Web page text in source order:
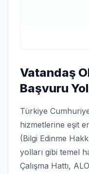
Vatandaş
Başvuru
Türkiye
hizmetlerine eşit
(Bilgi Edinme
yolları gibi temel
Çalışma Hattı,